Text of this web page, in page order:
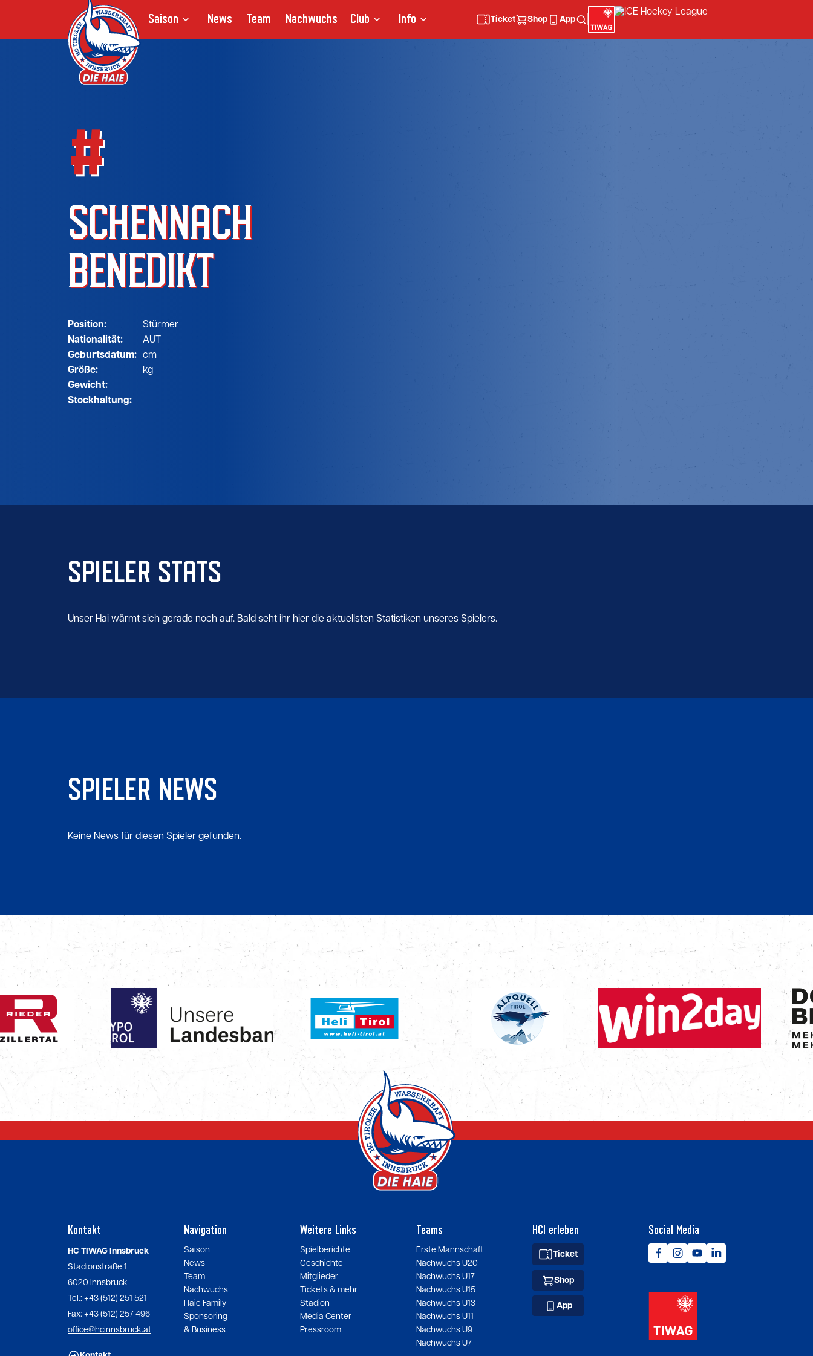
Saison News Team Nachwuchs Club Info Ticket Shop App
#
SCHENNACH
BENEDIKT
Position:
Nationalität:
Geburtsdatum:
Größe:
Gewicht:
Stockhaltung:
Stürmer
AUT
cm
kg
SPIELER STATS
Unser Hai wärmt sich gerade noch auf. Bald seht ihr hier die aktuellsten Statistiken unseres Spielers.
SPIELER NEWS
Keine News für diesen Spieler gefunden.
Kontakt
HC TIWAG Innsbruck
Stadionstraße 1
6020 Innsbruck
Tel.: +43 (512) 251 521
Fax: +43 (512) 257 496
office@hcinnsbruck.at
Navigation
Saison
News
Team
Nachwuchs
Haie Family
Sponsoring
& Business
Weitere Links
Spielberichte
Geschichte
Mitglieder
Tickets & mehr
Stadion
Media Center
Pressroom
Teams
Erste Mannschaft
Nachwuchs U20
Nachwuchs U17
Nachwuchs U15
Nachwuchs U13
Nachwuchs U11
Nachwuchs U9
Nachwuchs U7
HCI erleben
Ticket
Shop
App
Social Media